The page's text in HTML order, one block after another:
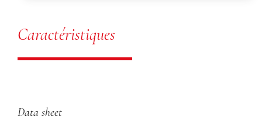
Caractéristiques
Data sheet